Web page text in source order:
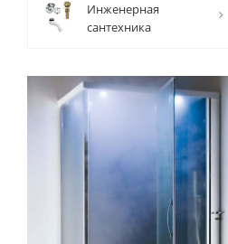
Инженерная
сантехника